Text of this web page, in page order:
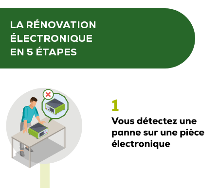
LA RÉNOVATION
ÉLECTRONIQUE
EN 5 ÉTAPES